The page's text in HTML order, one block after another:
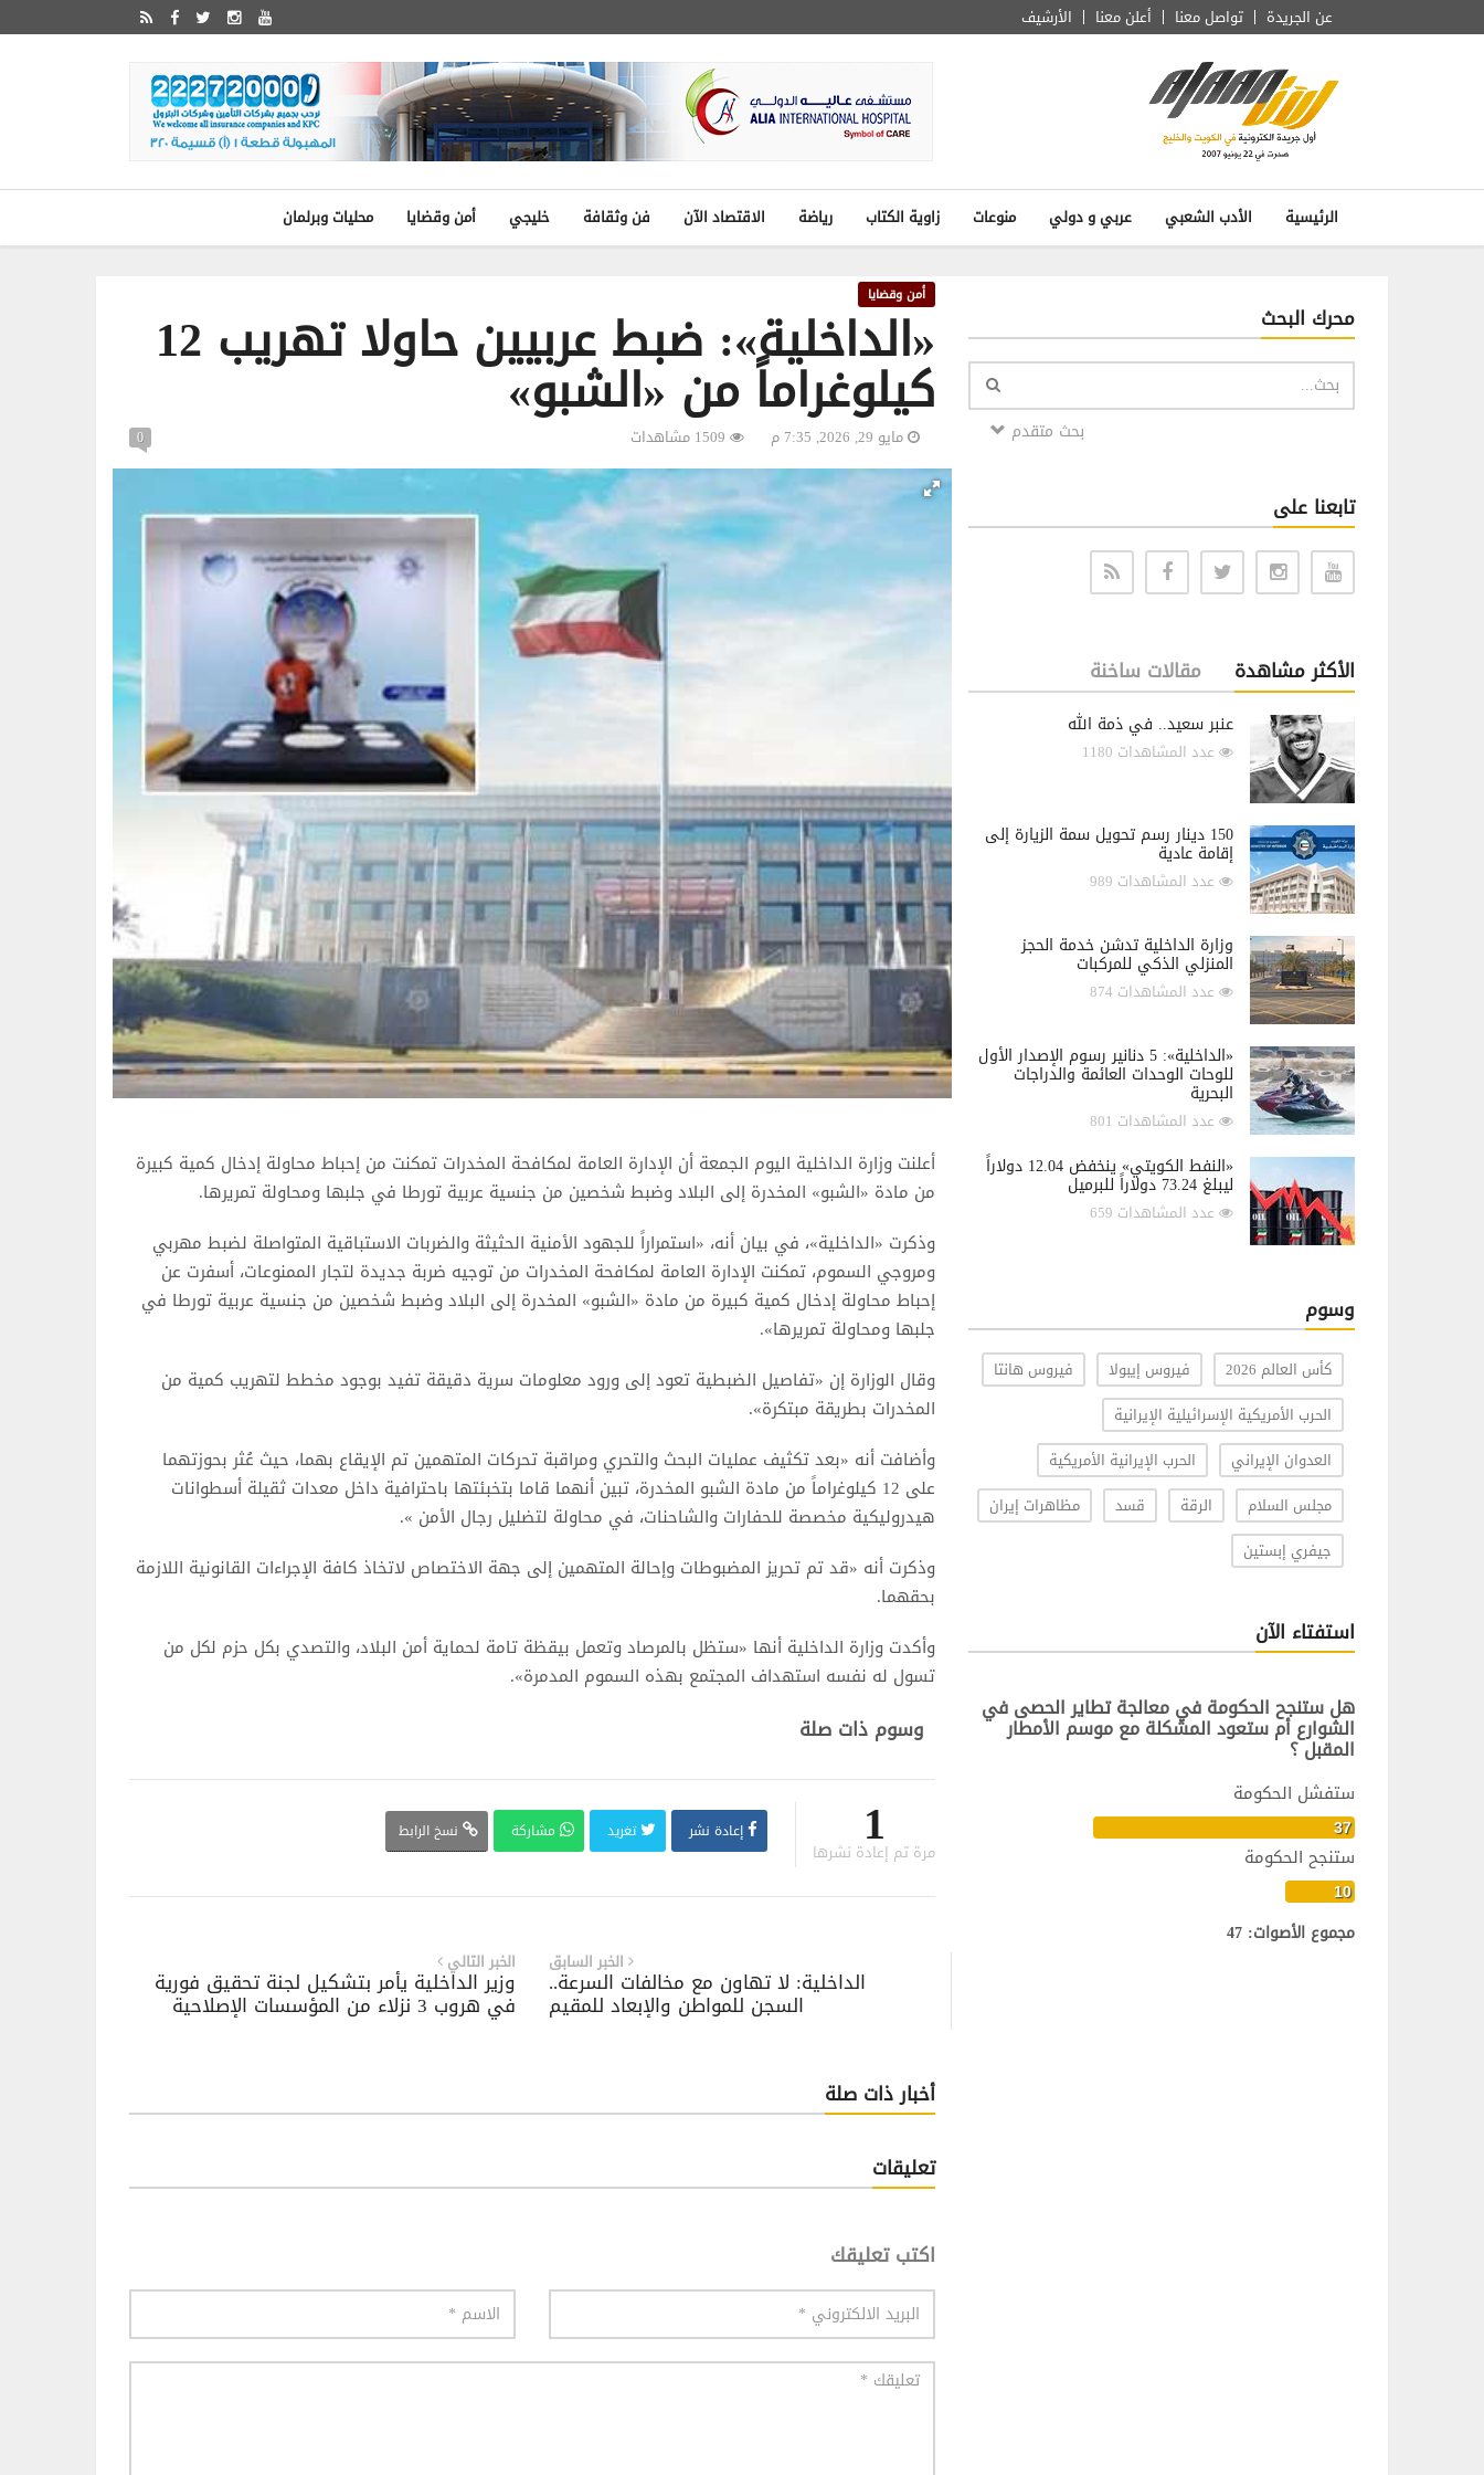
الأرشيف أعلن معنا تواصل معنا عن الجريدة
محليات وبرلمان أمن وقضايا خليجي فن وثقافة الاقتصاد الآن رياضة زاوية الكتاب منوعات عربي و دولي الأدب الشعبي الرئيسية
«الداخلية»: ضبط عربيين حاولا تهريب 12
كيلوغراماً من «الشبو»
أمن وقضايا
مايو 29, 2026, 7:35 م 0
أعلنت وزارة الداخلية اليوم الجمعة أن الإدارة العامة لمكافحة المخدرات تمكنت من إحباط محاولة إدخال كمية كبيرة
من مادة «الشبو» المخدرة إلى البلاد وضبط شخصين من جنسية عربية تورطا في جلبها ومحاولة تمريرها.
وذكرت «الداخلية»، في بيان أنه، «استمراراً للجهود الأمنية الحثيثة والضربات الاستباقية المتواصلة لضبط مهربي
ومروجي السموم، تمكنت الإدارة العامة لمكافحة المخدرات من توجيه ضربة جديدة لتجار الممنوعات، أسفرت عن
إحباط محاولة إدخال كمية كبيرة من مادة «الشبو» المخدرة إلى البلاد وضبط شخصين من جنسية عربية تورطا في
جلبها ومحاولة تمريرها».
وقال الوزارة إن «تفاصيل الضبطية تعود إلى ورود معلومات سرية دقيقة تفيد بوجود مخطط لتهريب كمية من
المخدرات بطريقة مبتكرة».
وأضافت أنه «بعد تكثيف عمليات البحث والتحري ومراقبة تحركات المتهمين تم الإيقاع بهما، حيث عُثر بحوزتهما
على 12 كيلوغراماً من مادة الشبو المخدرة، تبين أنهما قاما بتخبئتها باحترافية داخل معدات ثقيلة أسطوانات
هيدروليكية مخصصة للحفارات والشاحنات، في محاولة لتضليل رجال الأمن ».
وذكرت أنه «قد تم تحريز المضبوطات وإحالة المتهمين إلى جهة الاختصاص لاتخاذ كافة الإجراءات القانونية اللازمة
بحقهما.
وأكدت وزارة الداخلية أنها «ستظل بالمرصاد وتعمل بيقظة تامة لحماية أمن البلاد، والتصدي بكل حزم لكل من
تسول له نفسه استهداف المجتمع بهذه السموم المدمرة».
وسوم ذات صلة
1
مرة تم إعادة نشرها
إعادة نشر تغريد مشاركة نسخ الرابط
الخبر التالي
وزير الداخلية يأمر بتشكيل لجنة تحقيق فورية
في هروب 3 نزلاء من المؤسسات الإصلاحية
الخبر السابق
الداخلية: لا تهاون مع مخالفات السرعة..
السجن للمواطن والإبعاد للمقيم
أخبار ذات صلة
تعليقات
اكتب تعليقك
محرك البحث
بحث متقدم
تابعنا على
الأكثر مشاهدة مقالات ساخنة
عنبر سعيد.. في ذمة الله
عدد المشاهدات 1180
150 دينار رسم تحويل سمة الزيارة إلى
إقامة عادية
عدد المشاهدات 989
وزارة الداخلية تدشن خدمة الحجز
المنزلي الذكي للمركبات
عدد المشاهدات 874
«الداخلية»: 5 دنانير رسوم الإصدار الأول
للوحات الوحدات العائمة والدراجات
البحرية
عدد المشاهدات 801
«النفط الكويتي» ينخفض 12.04 دولاراً
ليبلغ 73.24 دولاراً للبرميل
عدد المشاهدات 659
وسوم
كأس العالم 2026 فيروس إيبولا
فيروس هانتا
الحرب الأمريكية الإسرائيلية الإيرانية
العدوان الإيراني
الحرب الإيرانية الأمريكية
مجلس السلام
الرقة قسد
مظاهرات إيران
جيفري إبستين
استفتاء الآن
هل ستنجح الحكومة في معالجة تطاير الحصى في
الشوارع أم ستعود المشكلة مع موسم الأمطار
المقبل ؟
ستفشل الحكومة
37
ستنجح الحكومة
10
مجموع الأصوات: 47